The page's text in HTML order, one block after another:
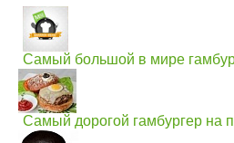
Самый большой в мире
Самый дорогой гамбургер на